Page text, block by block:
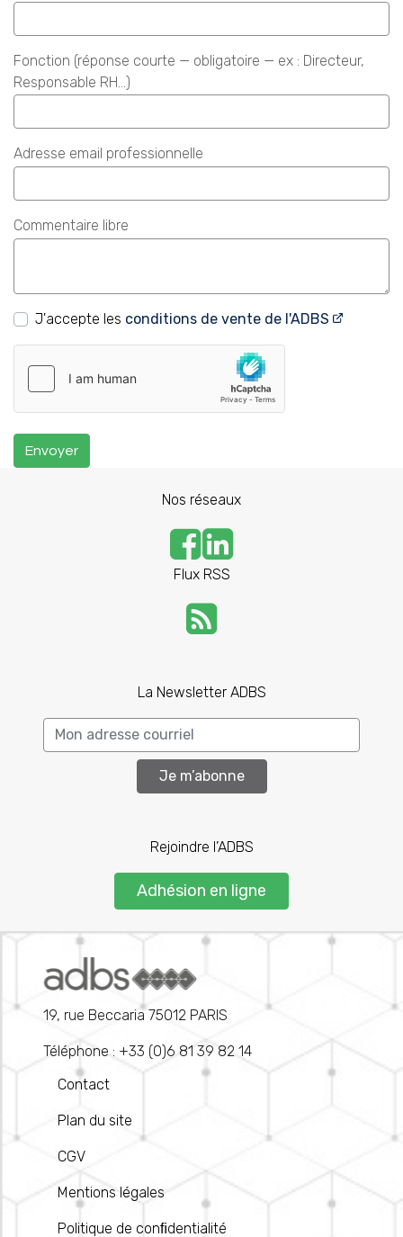
Fonction (réponse courte — obligatoire — ex : Directeur,
Responsable RH…)
Adresse email professionnelle
Commentaire libre
J'accepte les conditions de vente de l'ADBS
Envoyer
Nos réseaux
Flux RSS
La Newsletter ADBS
Je m’abonne
Rejoindre l’ADBS
Adhésion en ligne
19, rue Beccaria 75012 PARIS
Téléphone : +33 (0)6 81 39 82 14
Contact
Plan du site
CGV
Mentions légales
Politique de conﬁdentialité